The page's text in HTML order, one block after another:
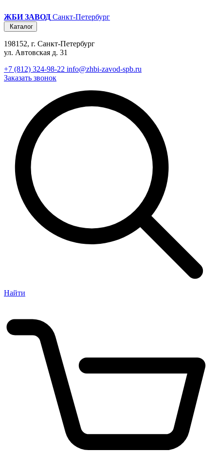
ЖБИ ЗАВОД Санкт-Петербург
Каталог
198152, г. Санкт-Петербург
ул. Автовская д. 31
+7 (812) 324-98-22 info@zhbi-zavod-spb.ru
Заказать звонок
Найти